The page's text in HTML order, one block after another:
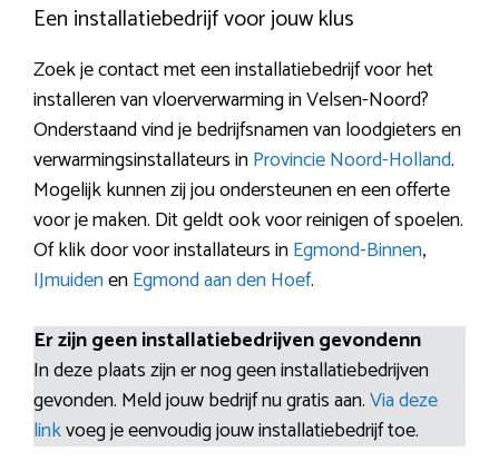
Een installatiebedrijf voor jouw klus
Zoek je contact met een installatiebedrijf voor het
installeren van vloerverwarming in Velsen-Noord?
Onderstaand vind je bedrijfsnamen van loodgieters en
verwarmingsinstallateurs inProvincie Noord-Holland.
Mogelijk kunnen zij jou ondersteunen en een offerte
voor je maken. Dit geldt ook voor reinigen of spoelen.
Of klik door voor installateurs inEgmond-Binnen,
IJmuidenenEgmond aan den Hoef.
Er zijn geen installatiebedrijven gevondenn
In deze plaats zijn er nog geen installatiebedrijven
gevonden. Meld jouw bedrijf nu gratis aan.Via deze
linkvoeg je eenvoudig jouw installatiebedrijf toe.